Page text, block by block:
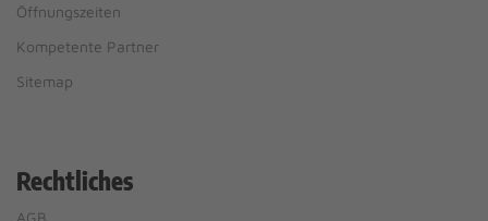
Öffnungszeiten
Kompetente Partner
Sitemap
Rechtliches
AGB